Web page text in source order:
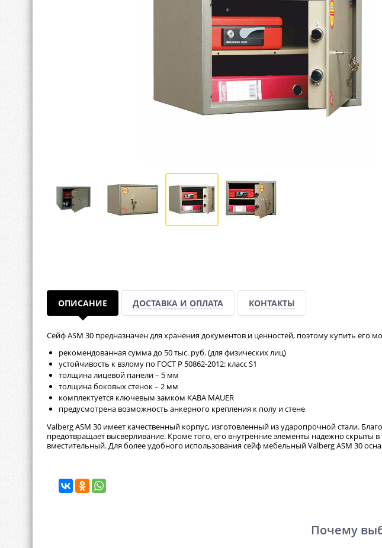
ОПИСАНИЕ ДОСТАВКА И ОПЛАТА КОНТАКТЫ
Сейф ASM 30 предназначен для хранения документов и ценностей, поэтому купить
рекомендованная сумма до 50 тыс. руб. (для физических лиц)
устойчивость к взлому по ГОСТ Р 50862-2012: класс S1
толщина лицевой панели – 5 мм
толщина боковых стенок – 2 мм
комплектуется ключевым замком KABA MAUER
предусмотрена возможность анкерного крепления к полу и стене
Valberg ASM 30 имеет качественный корпус, изготовленный из ударопрочной стали.
предотвращает высверливание. Кроме того, его внутренние элементы надежно скрыты
вместительный. Для более удобного использования сейф мебельный Valberg ASM 30
Почему